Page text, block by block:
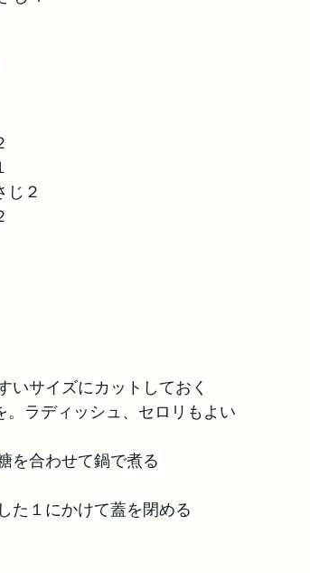
じ２
いサイズにカットしておく
ラディッシュ、セロリもよい
を合わせて鍋で煮る
た１にかけて蓋を閉める